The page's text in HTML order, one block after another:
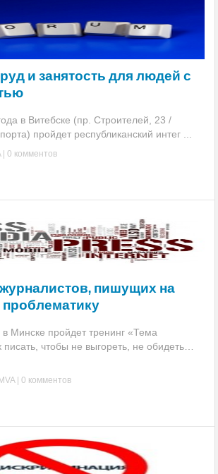
и занятость для людей с
в Витебске (пр. Строителей, 23 /
пройдет республиканский интег ...
0 комментов
пишущих на
Минске пройдет тренинг «Тема
писать, чтобы не выгореть, не обидеть…
MVA 0 комментов